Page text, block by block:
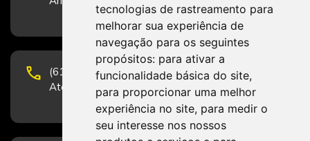
tecnologias de rastreamento para
melhorar sua experiência de
navegação para os seguintes
propósitos: para ativar a
funcionalidade básica do site,
para proporcionar uma melhor
experiência no site, para medir o
seu interesse nos nossos
phone
(61) 3223-1652 e (61) 98131-3801.
Atendimento por telefone em horário comercial